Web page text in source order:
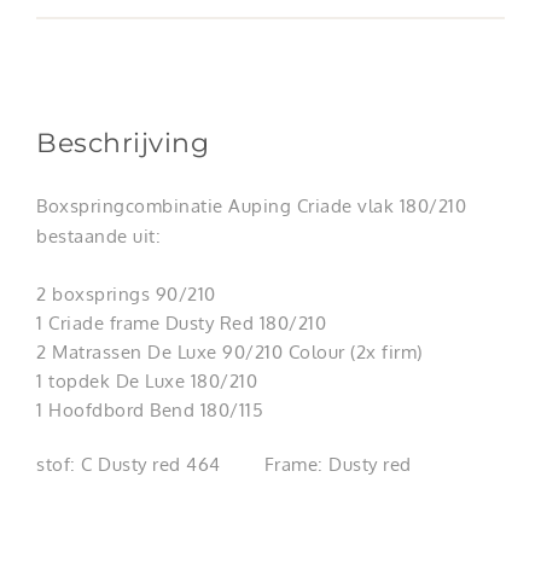
Beschrijving
Boxspringcombinatie Auping Criade vlak 180/210
bestaande uit:
2 boxsprings 90/210
1 Criade frame Dusty Red 180/210
2 Matrassen De Luxe 90/210 Colour (2x firm)
1 topdek De Luxe 180/210
1 Hoofdbord Bend 180/115
stof: C Dusty red 464 Frame: Dusty red